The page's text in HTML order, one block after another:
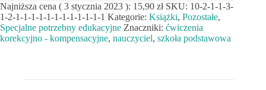
WIEM!
–
Ćwiczenia
korekcyjno-
Najniższa cena ( 3 stycznia 2023 ): 15,90 zł SKU: 10-2-1-1-3-
1-2-1-1-1-1-1-1-1-1-1-1-1-1 Kategorie: Książki, Pozostałe,
Specjalne potrzebny edukacyjne Znaczniki: ćwiczenia
korekcyjno - kompensacyjne, nauczyciel, szkoła podstawowa